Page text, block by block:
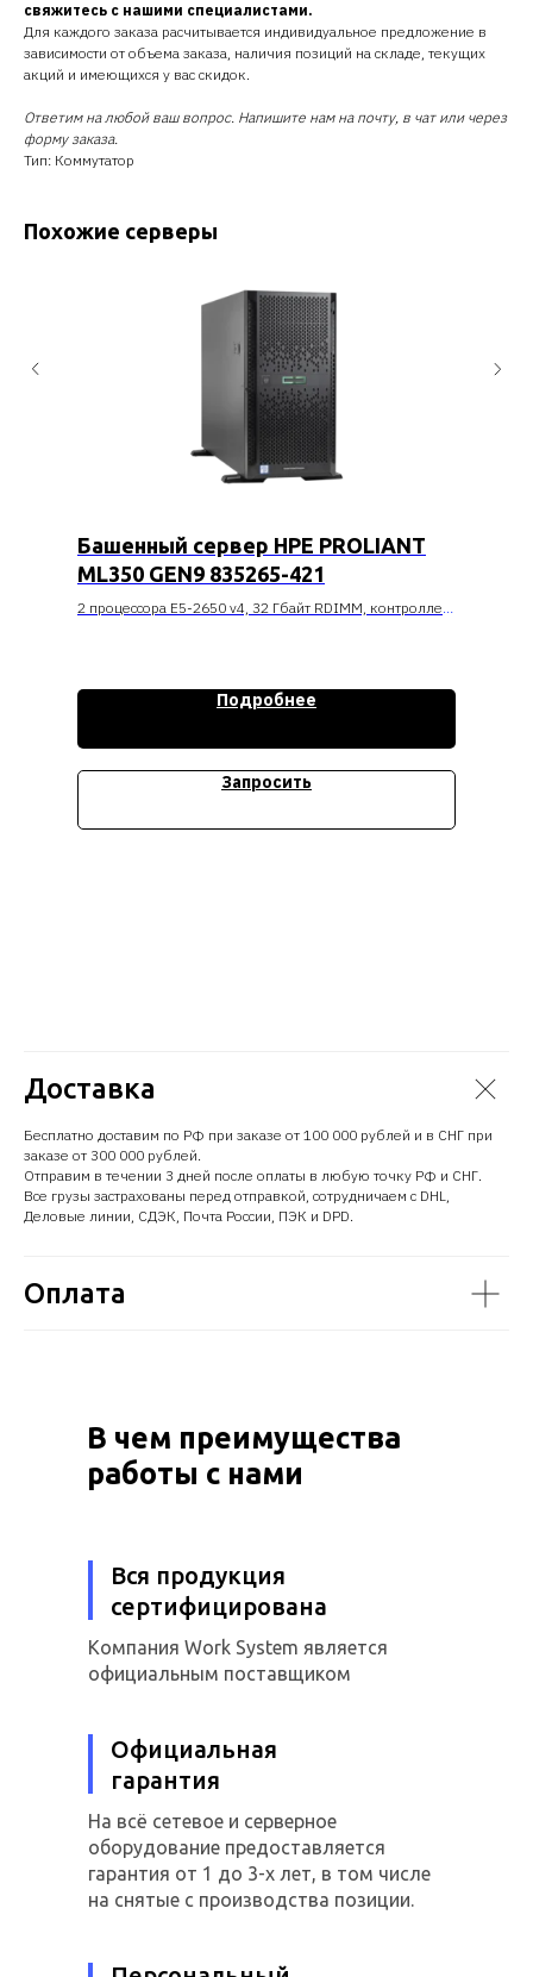
свяжитесь с нашими специалистами.
Для каждого заказа расчитывается индивидуальное предложение в
зависимости от объема заказа, наличия позиций на складе, текущих
акций и имеющихся у вас скидок.
Ответим на любой ваш вопрос. Напишите нам на почту, в чат или через
форму заказа.
Тип: Коммутатор
Похожие серверы
Башенный сервер HPE PROLIANT
ML350 GEN9 835265-421
2 процессора E5-2650 v4, 32 Гбайт RDIMM, контроллер
Стоимость уточняйтеПодробнее
Запросить
Доставка
Бесплатно доставим по РФ при заказе от 100 000 рублей и в СНГ при
заказе от 300 000 рублей.
Отправим в течении 3 дней после оплаты в любую точку РФ и СНГ.
Все грузы застрахованы перед отправкой, сотрудничаем с DHL,
Деловые линии, СДЭК, Почта России, ПЭК и DPD.
Оплата
В чем преимущества
работы с нами
Вся продукция
сертифицирована
Компания Work System является
официальным поставщиком
Официальная
гарантия
На всё сетевое и серверное
оборудование предоставляется
гарантия от 1 до 3-х лет, в том числе
на снятые с производства позиции.